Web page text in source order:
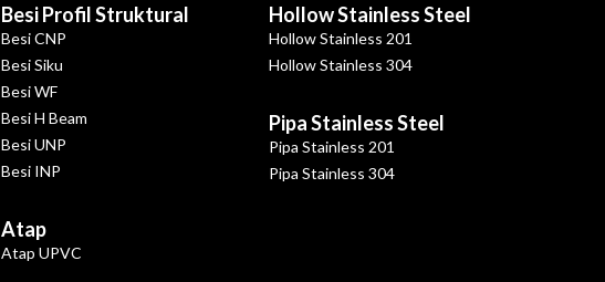
Besi Profil Struktural
Besi CNP
Besi Siku
Besi WF
Besi H Beam
Besi UNP
Besi INP
Atap
Atap UPVC
Hollow Stainless Steel
Hollow Stainless 201
Hollow Stainless 304
Pipa Stainless Steel
Pipa Stainless 201
Pipa Stainless 304